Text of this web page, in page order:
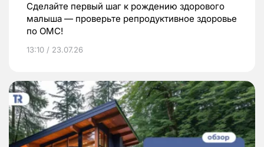
Сделайте первый шаг к рождению здорового
малыша — проверьте репродуктивное здоровье
по ОМС!
13:10 / 23.07.26